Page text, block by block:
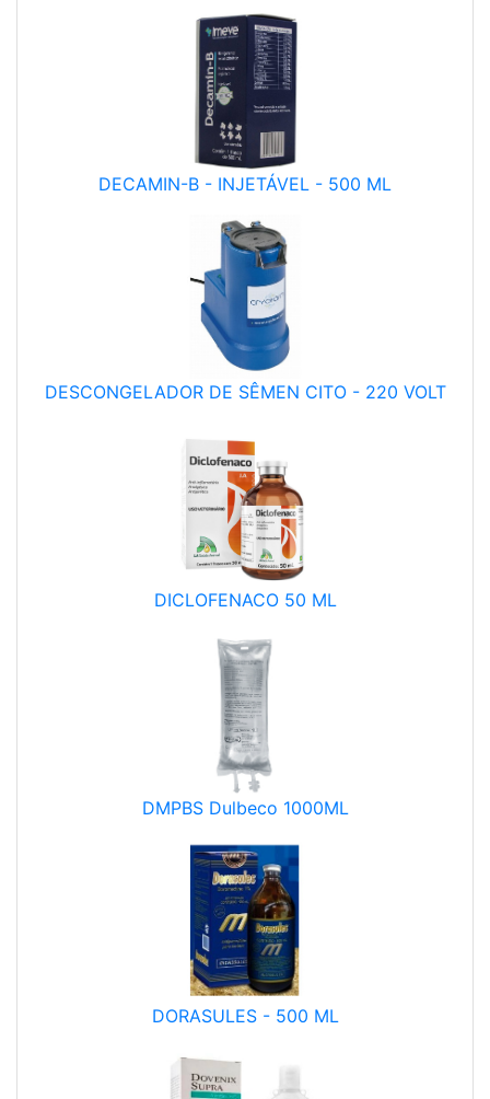
DECAMIN-B - INJETÁVEL - 500 ML
DESCONGELADOR DE SÊMEN CITO - 220 VOLT
DICLOFENACO 50 ML
DMPBS Dulbeco 1000ML
DORASULES - 500 ML